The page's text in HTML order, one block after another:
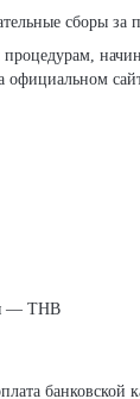
сборы за
официальном
— THB